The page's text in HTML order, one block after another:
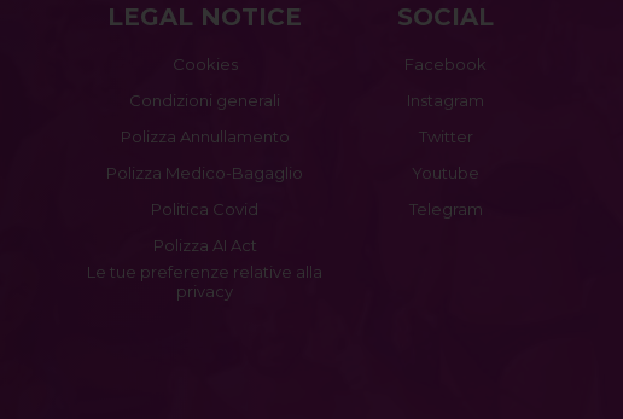
LEGAL NOTICE
Cookies
Condizioni generali
Polizza Annullamento
Polizza Medico-Bagaglio
Politica Covid
Polizza AI Act
Le tue preferenze relative alla
privacy
SOCIAL
Facebook
Instagram
Twitter
Youtube
Telegram